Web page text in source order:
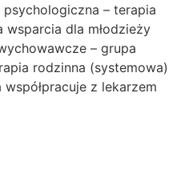
– terapia
wsparcia dla młodzieży
– grupa
rodzinna (systemowa)
z lekarzem